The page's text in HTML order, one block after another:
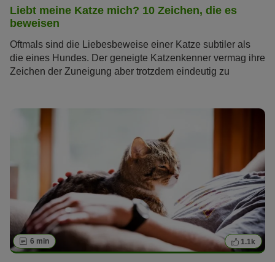
Liebt meine Katze mich? 10 Zeichen, die es
beweisen
Oftmals sind die Liebesbeweise einer Katze subtiler als
die eines Hundes. Der geneigte Katzenkenner vermag ihre
Zeichen der Zuneigung aber trotzdem eindeutig zu
Katze mich?
6 min 1.1k